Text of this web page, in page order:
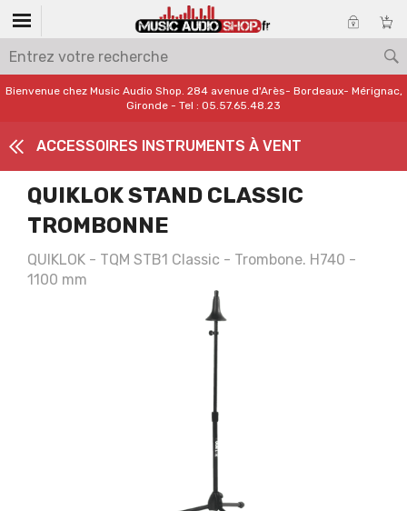
Bienvenue chez Music Audio Shop. 284 avenue d'Arès- Bordeaux- Mérignac,
Gironde - Tel : 05.57.65.48.23
ACCESSOIRES INSTRUMENTS À VENT
QUIKLOK STAND CLASSIC
TROMBONNE
QUIKLOK - TQM STB1 Classic - Trombone. H740 -
1100 mm